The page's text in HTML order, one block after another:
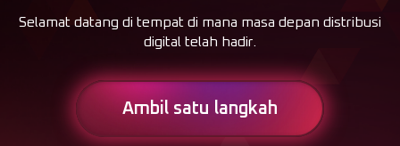
Selamat datang di tempat di mana masa depan distribusi
digital telah hadir.
Ambil satu langkah